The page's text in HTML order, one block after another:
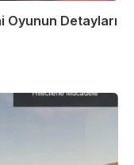
Oyunun Detayları